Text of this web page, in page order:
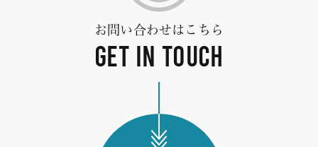
お問い合わせはこちら
GET IN TOUCH